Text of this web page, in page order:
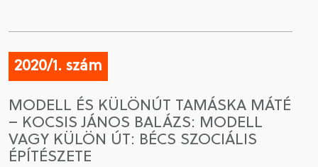
CSATLAKOZÁS A TÁRSASÁGHOZ / MEGÚJÍTOM A
TAGSÁGOMAT
2020/1. szám
MODELL ÉS KÜLÖNÚT TAMÁSKA MÁTÉ
– KOCSIS JÁNOS BALÁZS: MODELL
VAGY KÜLÖN ÚT: BÉCS SZOCIÁLIS
ÉPÍTÉSZETE